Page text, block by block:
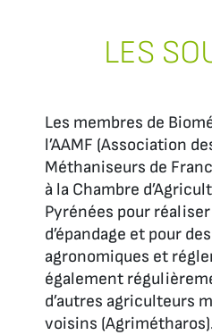
LES
Les membres de
l’AAMF (Association
Méthaniseurs de
à la Chambre
Pyrénées pour
d’épandage et pour
agronomiques et
également
d’autres agriculteurs
voisins